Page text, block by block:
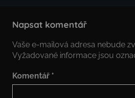
Napsat komentář
Vaše e-mailová adresa nebude
Vyžadované informace jsou
Komentář *